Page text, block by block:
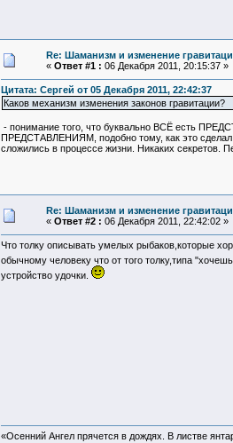
Re: Шаманизм и изменение
« Ответ #1 : 06 Декабря 2011, 20:15:37 »
Цитата: Сергей от 05 Декабря 2011, 22:42:37
Каков механизм изменения законов гравитации?
- понимание того, что буквально ВСЁ есть
ПРЕДСТАВЛЕНИЯМ, подобно тому, как это
сложились в процессе жизни. Никаких секретов.
Re: Шаманизм и изменение
« Ответ #2 : 06 Декабря 2011, 22:42:02 »
Что толку описывать умелых рыбаков,которые
обычному человеку что от того толку,типа
устройство удочки.
«Осенний Ангел прячется в дождях. В листве